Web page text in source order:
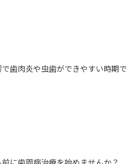
歯肉炎や虫歯ができやすい時期で